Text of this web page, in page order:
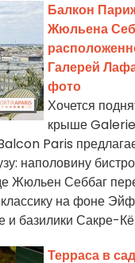
Балкон
Жюльена
Галерей
фото
Хочется
крыше
Paris
наполовину
Жюльен Себбаг
на фоне
и базилики Сакре-
Терраса в